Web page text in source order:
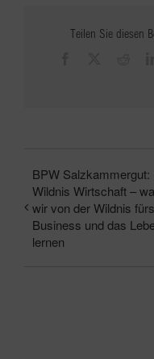
Teilen Sie diesen
BPW Salzkammergut:
Wildnis Wirtschaft –
wir von der Wildnis fürs
Business und das
lernen